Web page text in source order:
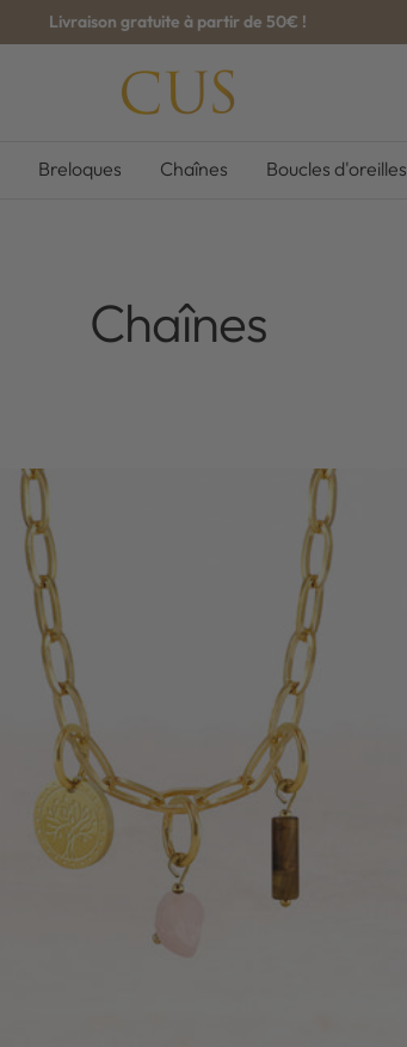
Livraison gratuite à partir de 50€ !
CUS-
BOUTIQUE
Breloques Chaînes Boucles d'oreilles
Chaînes